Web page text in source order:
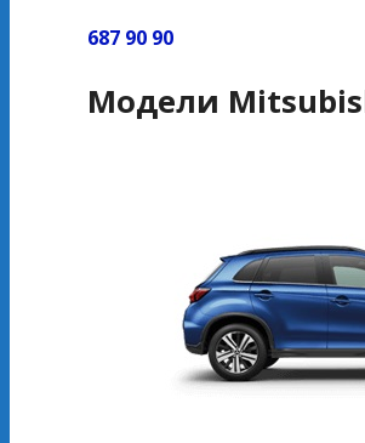
687 90 90
Модели